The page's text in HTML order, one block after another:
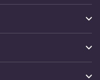
alt du trenger
uforglemmelig.
og utforsk den